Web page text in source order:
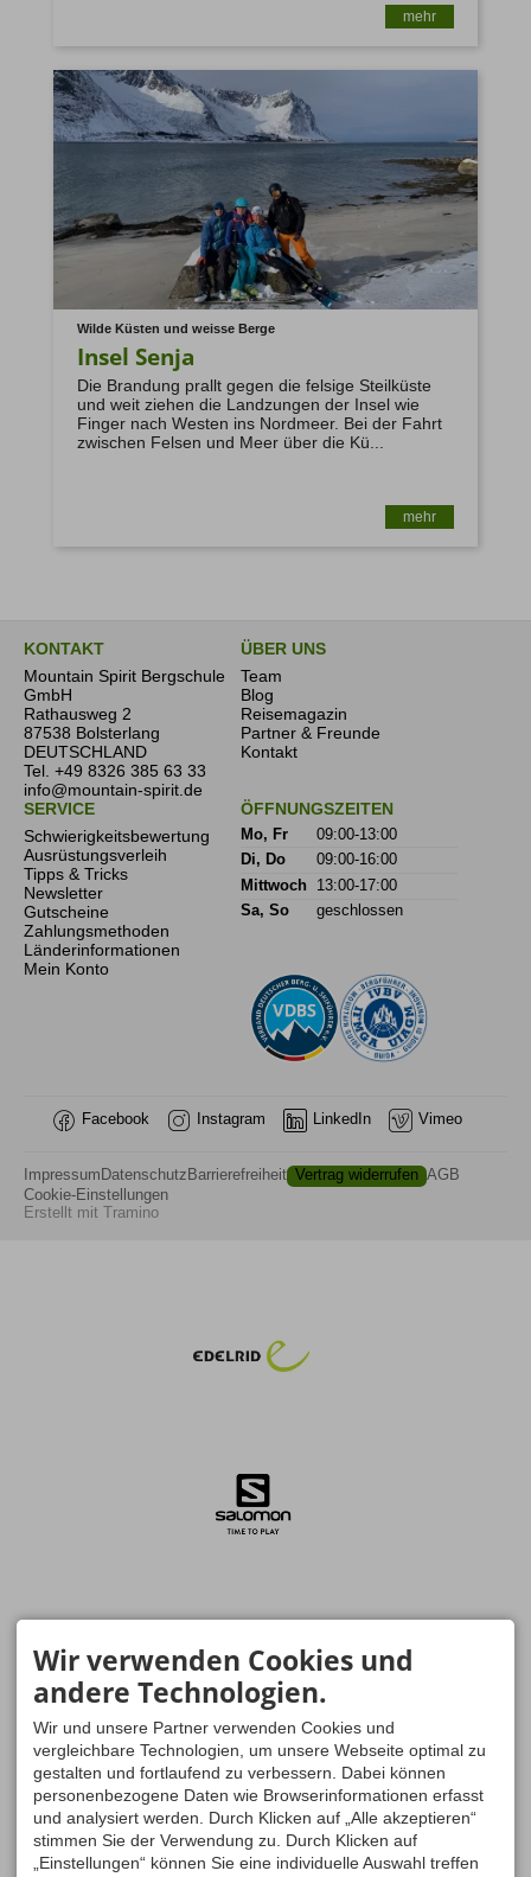
mehr
Wilde Küsten und weisse Berge
Insel Senja
Die Brandung prallt gegen die felsige Steilküste
und weit ziehen die Landzungen der Insel wie
Finger nach Westen ins Nordmeer. Bei der Fahrt
zwischen Felsen und Meer über die Kü...
mehr
KONTAKT
Mountain Spirit Bergschule
GmbH
Rathausweg 2
87538 Bolsterlang
DEUTSCHLAND
Tel. +49 8326 385 63 33
info@mountain-spirit.de
ÜBER UNS
Team
Blog
Reisemagazin
Partner & Freunde
Kontakt
SERVICE
Schwierigkeitsbewertung
Ausrüstungsverleih
Tipps & Tricks
Newsletter
Gutscheine
Zahlungsmethoden
Länderinformationen
Mein Konto
ÖFFNUNGSZEITEN
Mo, Fr
09:00-13:00
Di, Do
09:00-16:00
Mittwoch
13:00-17:00
Sa, So
geschlossen
Impressum Datenschutz Barrierefreiheit Vertrag widerrufen AGB
Cookie-Einstellungen
Facebook Instagram LinkedIn Vimeo
Erstellt mit Tramino
Wir verwenden Cookies und
andere Technologien.
Wir und unsere Partner verwenden Cookies und
vergleichbare Technologien, um unsere Webseite optimal zu
gestalten und fortlaufend zu verbessern. Dabei können
personenbezogene Daten wie Browserinformationen erfasst
und analysiert werden. Durch Klicken auf „Alle akzeptieren“
stimmen Sie der Verwendung zu. Durch Klicken auf
„Einstellungen“ können Sie eine individuelle Auswahl treffen